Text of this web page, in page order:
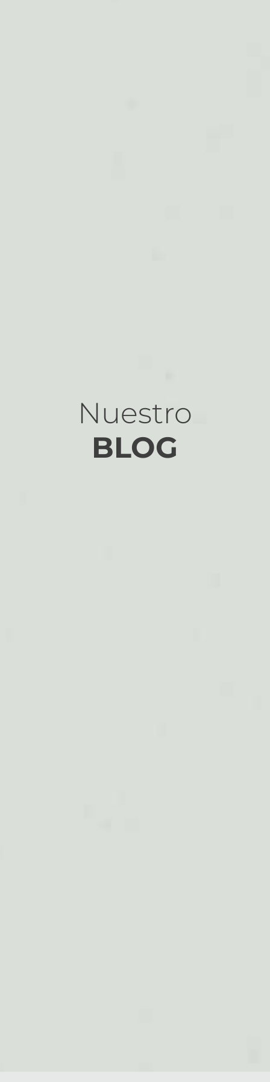
Nuestro
BLOG